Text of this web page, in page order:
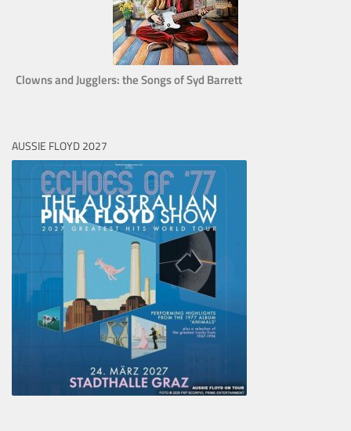
Clowns and Jugglers: the Songs of Syd Barrett
AUSSIE FLOYD 2027